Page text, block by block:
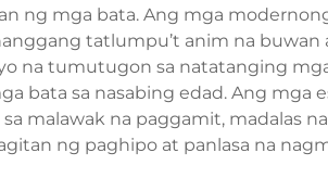
ng mga bata. Ang mga
tatlumpu’t anim na buwan
na tumutugon sa natatanging
bata sa nasabing edad. Ang mga
malawak na paggamit, madalas
ng paghipo at panlasa na